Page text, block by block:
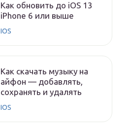
Как обновить до iOS 13
iPhone 6 или выше
IOS
Как скачать музыку на
айфон — добавлять,
сохранять и удалять
IOS